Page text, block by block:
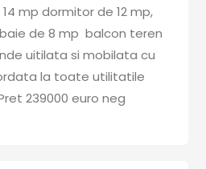
mp dormitor de 12 mp,
de 8 mp balcon teren
uitilata si mobilata cu
la toate utilitatile
239000 euro neg